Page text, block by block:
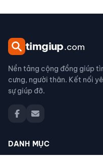
timgiup.com
Nền tảng cộng đồng giúp
cưng, người thân. Kết nối
sự giúp đỡ.
DANH MỤC